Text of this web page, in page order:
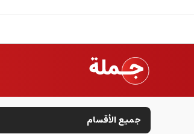
جميع الأقسام